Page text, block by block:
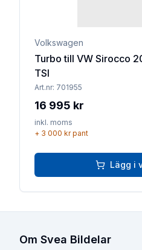
Volkswagen
Turbo till VW Sirocco
TSI
Art.nr: 701955
16 995 kr
inkl. moms
+ 3 000 krpant
Lägg i
Om Svea Bildelar